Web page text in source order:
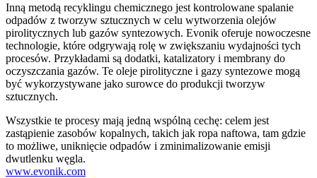
Inną metodą recyklingu chemicznego jest kontrolowane spalanie
odpadów z tworzyw sztucznych w celu wytworzenia olejów
pirolitycznych lub gazów syntezowych. Evonik oferuje nowoczesne
technologie, które odgrywają rolę w zwiększaniu wydajności tych
procesów. Przykładami są dodatki, katalizatory i membrany do
oczyszczania gazów. Te oleje pirolityczne i gazy syntezowe mogą
być wykorzystywane jako surowce do produkcji tworzyw
sztucznych.
Wszystkie te procesy mają jedną wspólną cechę: celem jest
zastąpienie zasobów kopalnych, takich jak ropa naftowa, tam gdzie
to możliwe, uniknięcie odpadów i zminimalizowanie emisji
dwutlenku węgla.
www.evonik.com